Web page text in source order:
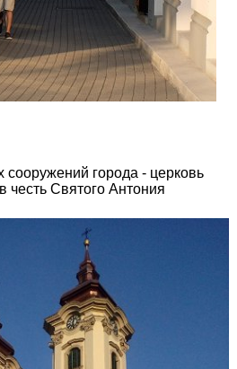
сооружений города - церковь
честь Святого Антония